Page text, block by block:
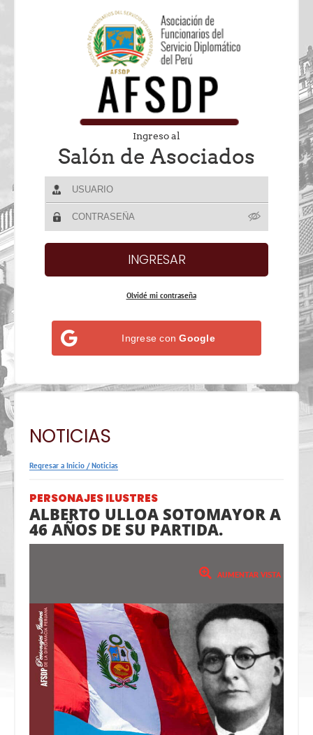
Ingreso al
Salón de Asociados
Olvidé mi contraseña
Ingrese conGoogle
NOTICIAS
Regresar a Inicio /Noticias
PERSONAJES ILUSTRES
ALBERTO ULLOA SOTOMAYOR A
46 AÑOS DE SU PARTIDA.